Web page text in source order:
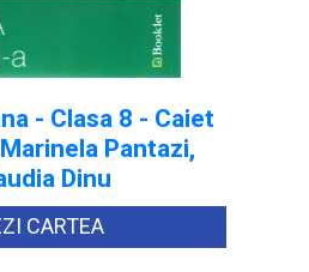
- Clasa 8 - Caiet
Pantazi,
Dinu
CARTEA